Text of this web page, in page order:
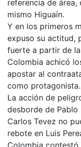
referencia de
mismo Higuaín.
Y en los primeros
expuso su actitud,
fuerte a partir de
Colombia achicó
apostar al
como protagonista.
La acción de
desborde de
Carlos Tevez no
rebote en Luis
Colombia